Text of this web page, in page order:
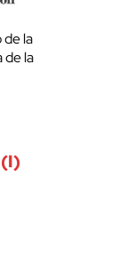
la
de la